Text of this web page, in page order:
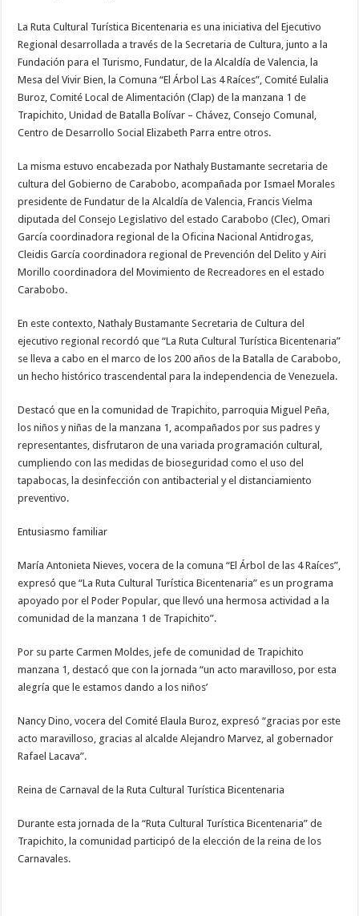
La Ruta Cultural Turística Bicentenaria es una iniciativa del Ejecutivo
Regional desarrollada a través de la Secretaria de Cultura, junto a la
Fundación para el Turismo, Fundatur, de la Alcaldía de Valencia, la
Mesa del Vivir Bien, la Comuna “El Árbol Las 4 Raíces”, Comité Eulalia
Buroz, Comité Local de Alimentación (Clap) de la manzana 1 de
Trapichito, Unidad de Batalla Bolívar – Chávez, Consejo Comunal,
Centro de Desarrollo Social Elizabeth Parra entre otros.
La misma estuvo encabezada por Nathaly Bustamante secretaria de
cultura del Gobierno de Carabobo, acompañada por Ismael Morales
presidente de Fundatur de la Alcaldía de Valencia, Francis Vielma
diputada del Consejo Legislativo del estado Carabobo (Clec), Omari
García coordinadora regional de la Oficina Nacional Antidrogas,
Cleidis García coordinadora regional de Prevención del Delito y Airi
Morillo coordinadora del Movimiento de Recreadores en el estado
Carabobo.
En este contexto, Nathaly Bustamante Secretaria de Cultura del
ejecutivo regional recordó que “La Ruta Cultural Turística Bicentenaria”
se lleva a cabo en el marco de los 200 años de la Batalla de Carabobo,
un hecho histórico trascendental para la independencia de Venezuela.
Destacó que en la comunidad de Trapichito, parroquia Miguel Peña,
los niños y niñas de la manzana 1, acompañados por sus padres y
representantes, disfrutaron de una variada programación cultural,
cumpliendo con las medidas de bioseguridad como el uso del
tapabocas, la desinfección con antibacterial y el distanciamiento
preventivo.
Entusiasmo familiar
María Antonieta Nieves, vocera de la comuna “El Árbol de las 4 Raíces”,
expresó que “La Ruta Cultural Turística Bicentenaria” es un programa
apoyado por el Poder Popular, que llevó una hermosa actividad a la
comunidad de la manzana 1 de Trapichito”.
Por su parte Carmen Moldes, jefe de comunidad de Trapichito
manzana 1, destacó que con la jornada “un acto maravilloso, por esta
alegría que le estamos dando a los niños’
Nancy Dino, vocera del Comité Elaula Buroz, expresó “gracias por este
acto maravilloso, gracias al alcalde Alejandro Marvez, al gobernador
Rafael Lacava”.
Reina de Carnaval de la Ruta Cultural Turística Bicentenaria
Durante esta jornada de la “Ruta Cultural Turística Bicentenaria” de
Trapichito, la comunidad participó de la elección de la reina de los
Carnavales.